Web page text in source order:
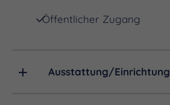
Öffentlicher Zugang
Ausstattung/Einrichtung